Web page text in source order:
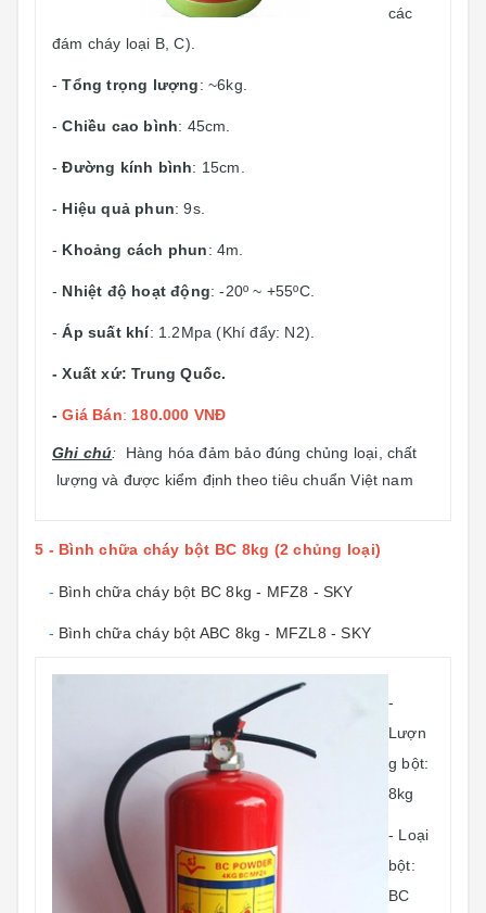
các
đám cháy loại B, C).
-Tổng trọng lượng: ~6kg.
-Chiều cao bình: 45cm.
-Đường kính bình: 15cm.
- Hiệu quả phun: 9s.
- Khoảng cách phun: 4m.
- Nhiệt độ hoạt động: -20º ~ +55ºC.
-Áp suất khí: 1.2Mpa (Khí đẩy: N2).
- Xuất xứ: Trung Quốc.
-Giá Bán: 180.000 VNĐ
Ghi chú: Hàng hóa đảm bảo đúng chủng loại, chất
lượng và được kiểm định theo tiêu chuẩn Việt nam
5 - Bình chữa cháy bột BC 8kg (2 chủng loại)
- Bình chữa cháy bột BC 8kg - MFZ8 - SKY
- Bình chữa cháy bột ABC 8kg - MFZL8 - SKY
-
Lượn
g bột:
8kg
- Loại
bột:
BC